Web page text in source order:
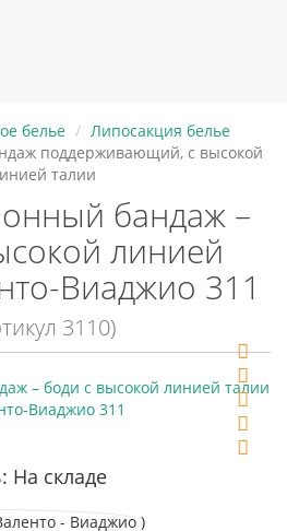
белье
Липосакция белье
поддерживающий, с высокой
талии
бандаж –
линией
Виаджио 311
3110)
На складе